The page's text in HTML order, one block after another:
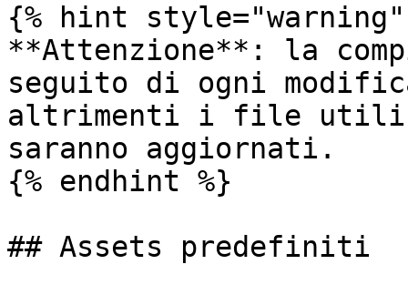
{% hint style="warning"
**Attenzione**: la
seguito di ogni
altrimenti i file
saranno aggiornati.
{% endhint %}
## Assets predefiniti